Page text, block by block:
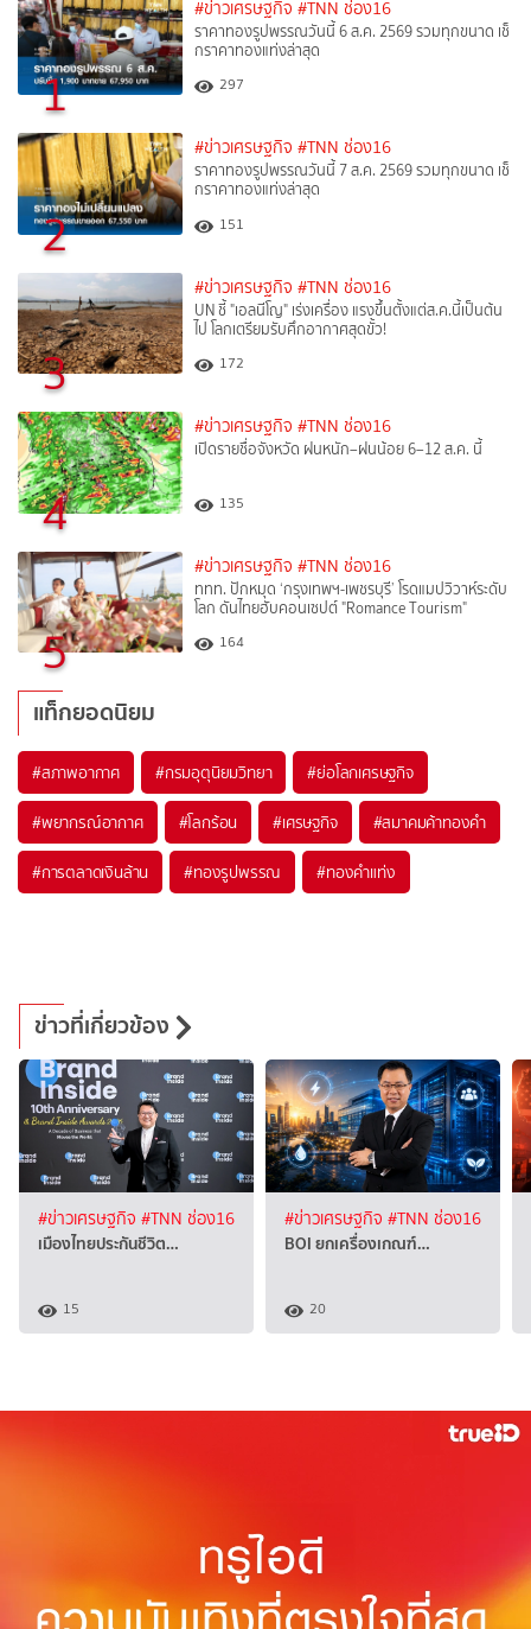
1
#ข่าวเศรษฐกิจ #TNN ช่อง16
ราคาทองรูปพรรณวันนี้ 6 ส.ค. 2569 รวมทุกขนาด เช็
กราคาทองแท่งล่าสุด
297
2
#ข่าวเศรษฐกิจ #TNN ช่อง16
ราคาทองรูปพรรณวันนี้ 7 ส.ค. 2569 รวมทุกขนาด เช็
กราคาทองแท่งล่าสุด
151
3
#ข่าวเศรษฐกิจ #TNN ช่อง16
UN ชี้ "เอลนีโญ" เร่งเครื่อง แรงขึ้นตั้งแต่ส.ค.นี้เป็นต้น
ไป โลกเตรียมรับศึกอากาศสุดขั้ว!
172
4
#ข่าวเศรษฐกิจ #TNN ช่อง16
เปิดรายชื่อจังหวัด ฝนหนัก–ฝนน้อย 6–12 ส.ค. นี้
135
5
#ข่าวเศรษฐกิจ #TNN ช่อง16
ททท. ปักหมุด ‘กรุงเทพฯ-เพชรบุรี’ โรดแมปวิวาห์ระดับ
โลก ดันไทยฮับคอนเซปต์ "Romance Tourism"
164
แท็กยอดนิยม
#สภาพอากาศ #กรมอุตุนิยมวิทยา #ย่อโลกเศรษฐกิจ
#พยากรณ์อากาศ #โลกร้อน #เศรษฐกิจ #สมาคมค้าทองคำ
#การตลาดเงินล้าน #ทองรูปพรรณ #ทองคำแท่ง
ข่าวที่เกี่ยวข้อง
#ข่าวเศรษฐกิจ #TNN ช่อง16
เมืองไทยประกันชีวิต…
15
#ข่าวเศรษฐกิจ #TNN ช่อง16
BOI ยกเครื่องเกณฑ์…
20